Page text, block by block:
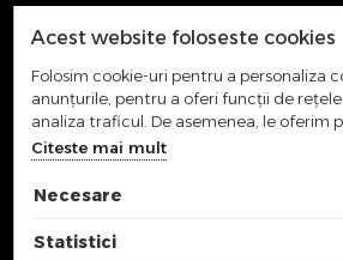
Despre SnowboardPRO
Politica de confidențialitate
Politica Cookies
Conditii de garantie
Livrari
Acest website foloseste cookies
Folosim cookie-uri pentru a personaliza
anunțurile, pentru a oferi funcții de
analiza traficul. De asemenea, le oferim
sociale, de publicitate și de analize
modul în care folosiți site-ul nostru.
alte informații oferite de dvs. sau culese
Citeste mai mult
Necesare
Statistici